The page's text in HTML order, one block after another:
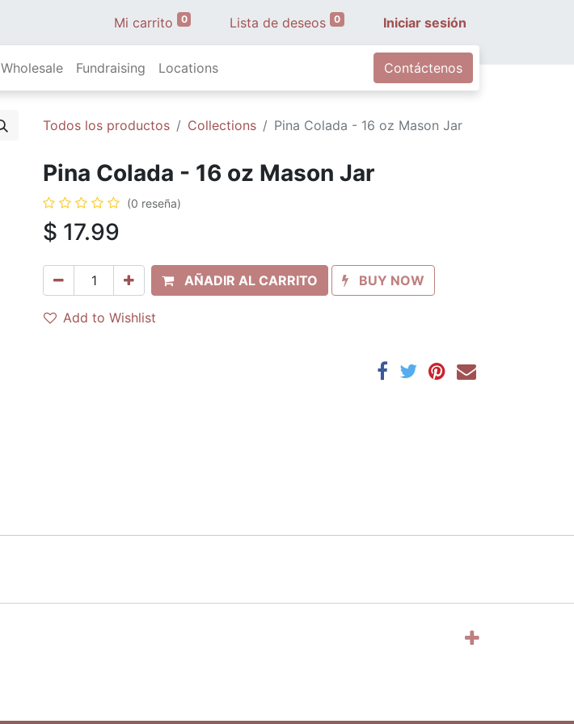
Mi carrito 0 Lista de deseos 0 Iniciar sesión
Wholesale Fundraising Locations Contáctenos
Todos los productos Collections Pina Colada - 16 oz Mason Jar
Pina Colada - 16 oz Mason Jar
(0 reseña)
$ 17.99
AÑADIR AL CARRITO BUY NOW
Add to Wishlist